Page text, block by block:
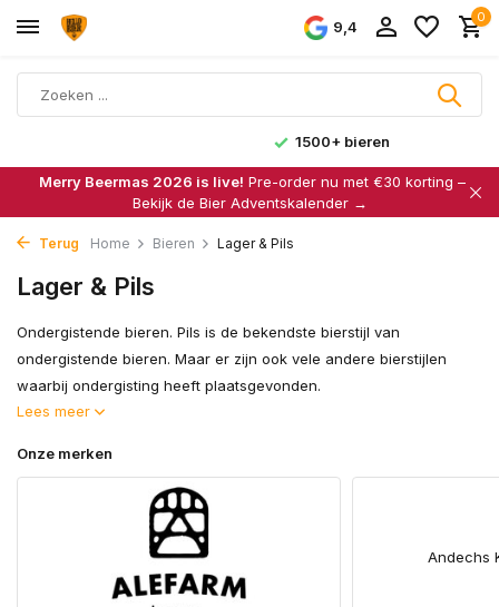
9,4
0
1500+ bieren
Merry Beermas 2026 is live! Pre-order nu met €30 korting –
Bekijk de Bier Adventskalender →
Terug Home Bieren Lager & Pils
Lager & Pils
Ondergistende bieren. Pils is de bekendste bierstijl van
ondergistende bieren. Maar er zijn ook vele andere bierstijlen
waarbij ondergisting heeft plaatsgevonden.
Lees meer
Onze merken
Andechs